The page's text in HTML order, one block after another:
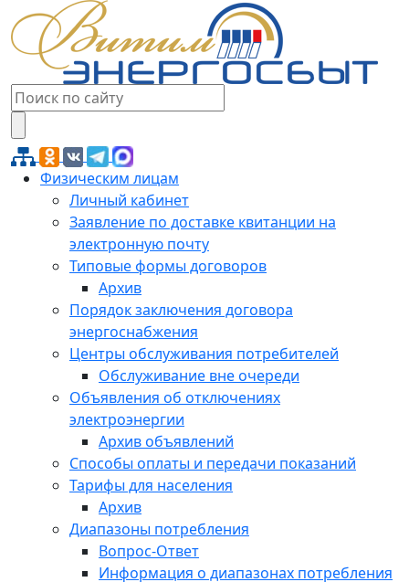
Физическим лицам
Личный кабинет
Заявление по доставке квитанции на
электронную почту
Типовые формы договоров
Архив
Порядок заключения договора
энергоснабжения
Центры обслуживания потребителей
Обслуживание вне очереди
Объявления об отключениях
электроэнергии
Архив объявлений
Способы оплаты и передачи показаний
Тарифы для населения
Архив
Диапазоны потребления
Вопрос-Ответ
Информация о диапазонах потребления